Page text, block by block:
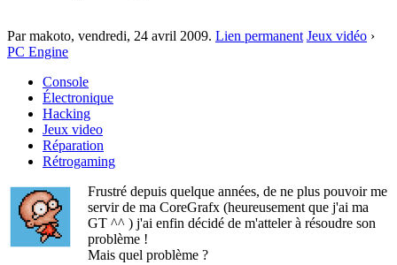
Par makoto, vendredi, 24 avril 2009. Lien permanent Jeux vidéo ›
PC Engine
Console
Électronique
Hacking
Jeux video
Réparation
Rétrogaming
Frustré depuis quelque années, de ne plus pouvoir me
servir de ma CoreGrafx (heureusement que j'ai ma
GT ^^ ) j'ai enfin décidé de m'atteler à résoudre son
problème !
Mais quel problème ?